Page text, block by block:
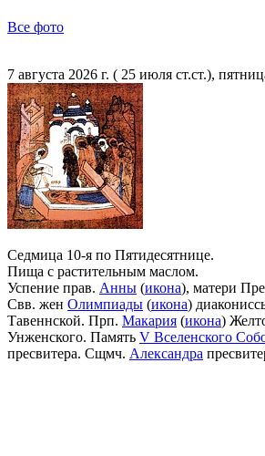
Все фото
7 августа 2026 г. ( 25 июля ст.ст.),
Седмица 10-я по Пятидесятнице.
Пища с растительным маслом.
Успение прав. Анны (икона), матери
Свв. жен Олимпиады (икона)
Тавеннской. Прп. Макария (икона)
Унженского. Память V Вселенского
пресвитера. Сщмч. Александра